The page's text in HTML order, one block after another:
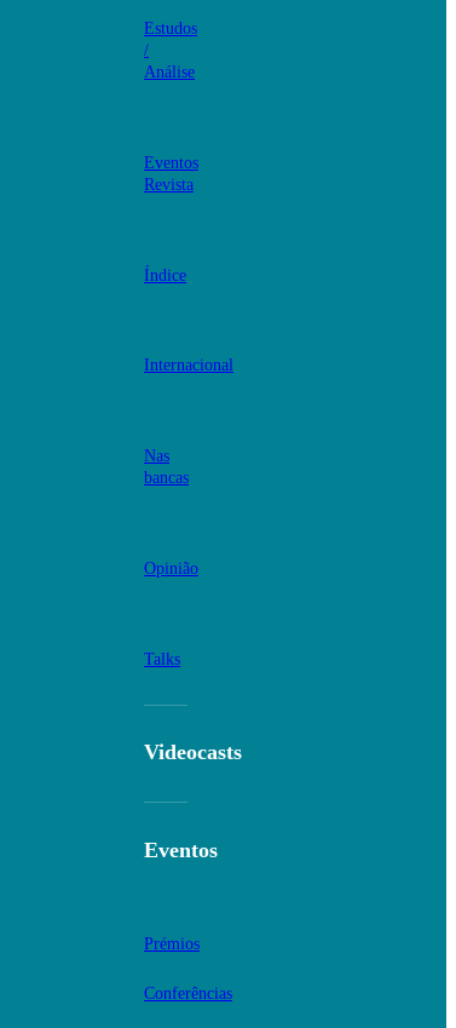
Estudos
/
Análise
Eventos
Revista
Índice
Internacional
Nas
bancas
Opinião
Talks
Videocasts
Eventos
Prémios
Conferências